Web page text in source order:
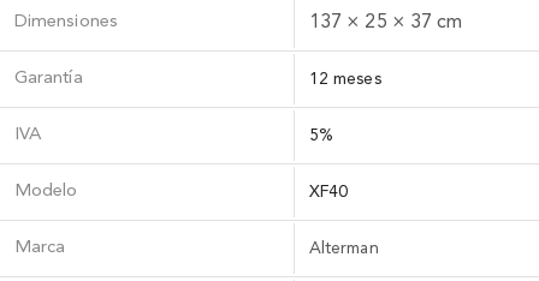
Dimensiones 137 × 25 × 37 cm
Garantía 12 meses
IVA 5%
Modelo XF40
Marca Alterman